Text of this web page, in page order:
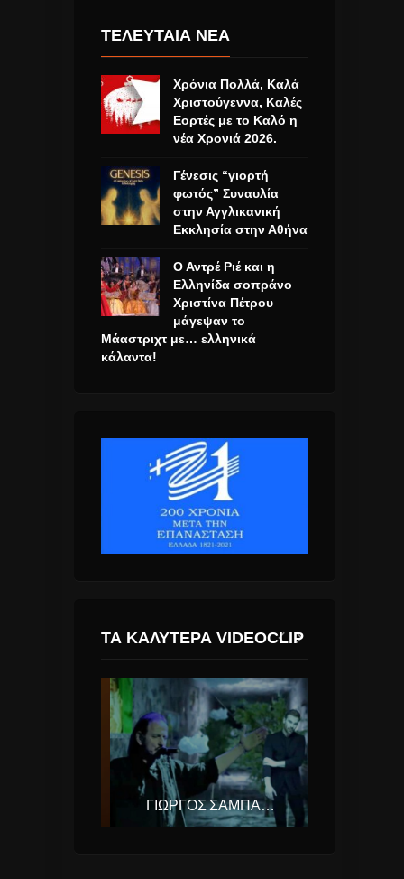
ΤΕΛΕΥΤΑΙΑ ΝΕΑ
Χρόνια Πολλά, Καλά
Χριστούγεννα, Καλές
Εορτές με το Καλό η
νέα Χρονιά 2026.
Γένεσις “γιορτή
φωτός” Συναυλία
στην Αγγλικανική
Εκκλησία στην Αθήνα
Ο Αντρέ Ριέ και η
Ελληνίδα σοπράνο
Χριστίνα Πέτρου
μάγεψαν το
Μάαστριχτ με… ελληνικά
κάλαντα!
ΤΑ ΚΑΛΎΤΕΡΑ VIDEOCLIP
ΓΙΏΡΓΟΣ ΣΑΜΠΆΝΗΣ & ΠΆΝΟΣ ΚΑΤΣΙΜΊΧΑΣ – ΑΥΤΌ ΠΟΥ ΑΓΑΠΆΣ